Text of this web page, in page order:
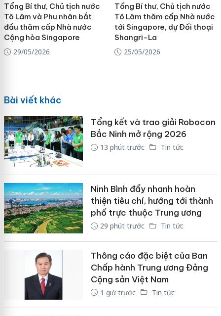
Tổng Bí thư, Chủ tịch nước
Tô Lâm và Phu nhân bắt
đầu thăm cấp Nhà nước
Cộng hòa Singapore
29/05/2026
Tổng Bí thư, Chủ tịch nước
Tô Lâm thăm cấp Nhà nước
tới Singapore, dự Đối thoại
Shangri-La
25/05/2026
Bài viết khác
Tổng kết và trao giải Robocon
Bắc Ninh mở rộng 2026
13 phút trước Tin tức
Ninh Bình đẩy nhanh hoàn
thiện tiêu chí, hướng tới thành
phố trực thuộc Trung ương
29 phút trước Tin tức
Thông cáo đặc biệt của Ban
Chấp hành Trung ương Đảng
Cộng sản Việt Nam
1 giờ trước Tin tức